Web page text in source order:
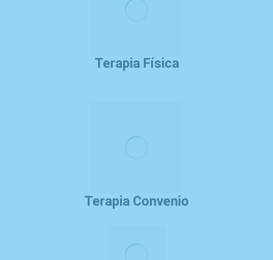
Terapia Física
Terapia Convenio